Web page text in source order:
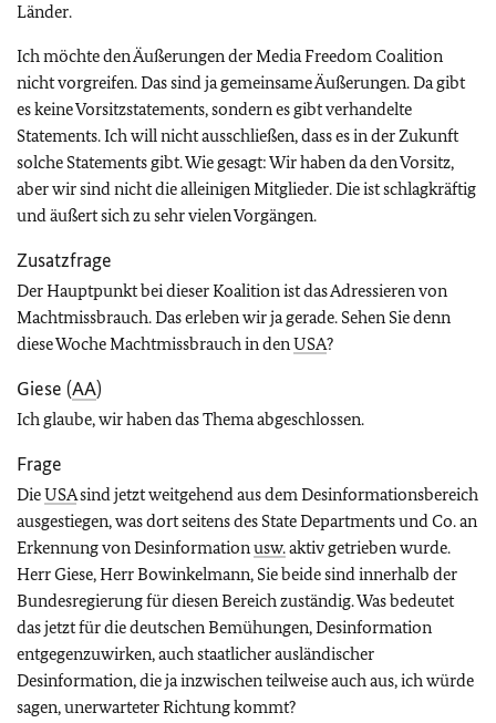
Länder.
Ich möchte den Äußerungen derMedia Freedom Coalition
nicht vorgreifen. Das sind ja gemeinsame Äußerungen. Da gibt
es keine Vorsitzstatements, sondern es gibt verhandelte
Statements. Ich will nicht ausschließen, dass es in der Zukunft
solche Statements gibt. Wie gesagt: Wir haben da den Vorsitz,
aber wir sind nicht die alleinigen Mitglieder. Die ist schlagkräftig
und äußert sich zu sehr vielen Vorgängen.
Zusatzfrage
Der Hauptpunkt bei dieser Koalition ist das Adressieren von
Machtmissbrauch. Das erleben wir ja gerade. Sehen Sie denn
diese Woche Machtmissbrauch in denUSA?
Giese (AA)
Ich glaube, wir haben das Thema abgeschlossen.
Frage
DieUSAsind jetzt weitgehend aus dem Desinformationsbereich
ausgestiegen, was dort seitens des State Departments und Co. an
Erkennung von Desinformationusw.aktiv getrieben wurde.
Herr Giese, Herr Bowinkelmann, Sie beide sind innerhalb der
Bundesregierung für diesen Bereich zuständig. Was bedeutet
das jetzt für die deutschen Bemühungen, Desinformation
entgegenzuwirken, auch staatlicher ausländischer
Desinformation, die ja inzwischen teilweise auch aus, ich würde
sagen, unerwarteter Richtung kommt?